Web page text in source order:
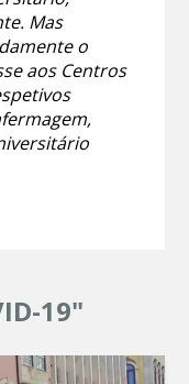
Mas
o
aos Centros
19"